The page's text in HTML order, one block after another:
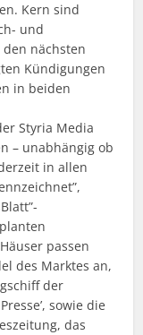
Kern sind
und
nächsten
Kündigungen
in beiden
Styria Media
– unabhängig ob
in allen
passen
des Marktes an,
der
sowie die
das